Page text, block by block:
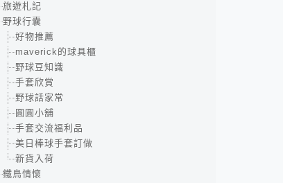
旅遊札記
野球行囊
好物推薦
maverick的球具櫃
野球豆知識
手套欣賞
野球話家常
圓圓小舖
手套交流福利品
美日棒球手套訂做
新貨入荷
鐵鳥情懷